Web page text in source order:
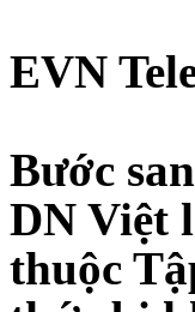
EVN
Bước
DN Việt
thuộc